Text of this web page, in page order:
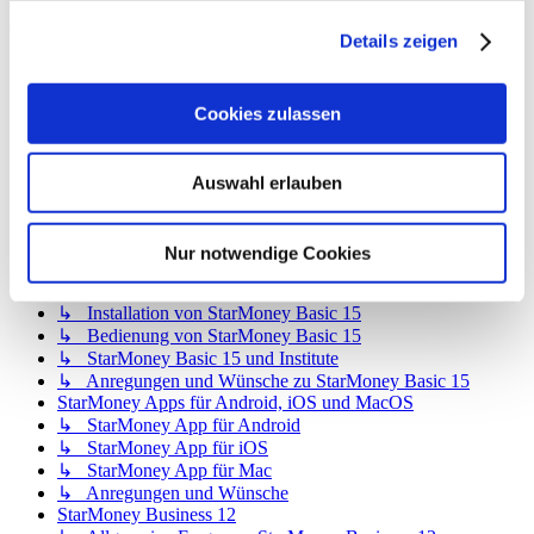
Details zeigen
Cookies zulassen
Auswahl erlauben
Nur notwendige Cookies
↳ Ankündigungen der Star Finanz GmbH
↳ Inhalte OnlineUpdates (Produktaktualisierungen)
↳ Allgemeine Fragen zu StarMoney Deluxe 15
↳ Installation von StarMoney Deluxe 15
↳ StarMoney Deluxe 15 und Institute
↳ Anregungen und Wünsche zu StarMoney Deluxe 15
↳ Allgemeine Fragen zu StarMoney Basic 15
↳ Installation von StarMoney Basic 15
↳ Bedienung von StarMoney Basic 15
↳ StarMoney Basic 15 und Institute
↳ Anregungen und Wünsche zu StarMoney Basic 15
StarMoney Apps für Android, iOS und MacOS
↳ StarMoney App für Android
↳ StarMoney App für iOS
↳ StarMoney App für Mac
↳ Anregungen und Wünsche
StarMoney Business 12